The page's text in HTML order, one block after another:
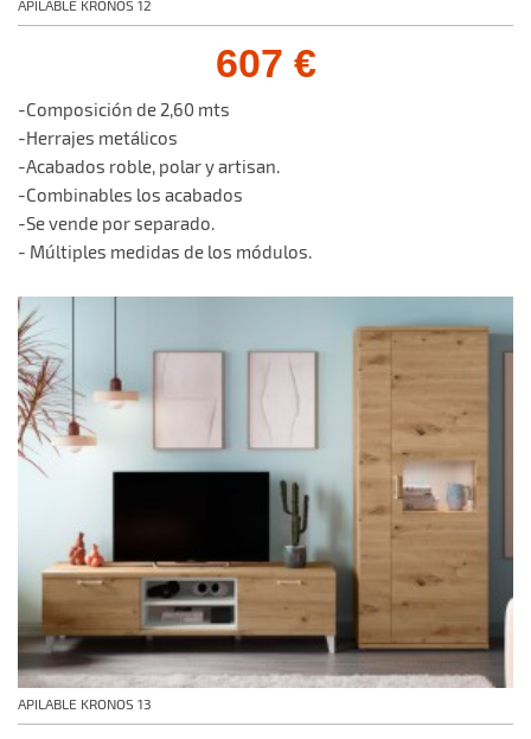
APILABLE KRONOS 12
607 €
-Composición de 2,60 mts
-Herrajes metálicos
-Acabados roble, polar y artisan.
-Combinables los acabados
-Se vende por separado.
- Múltiples medidas de los módulos.
APILABLE KRONOS 13